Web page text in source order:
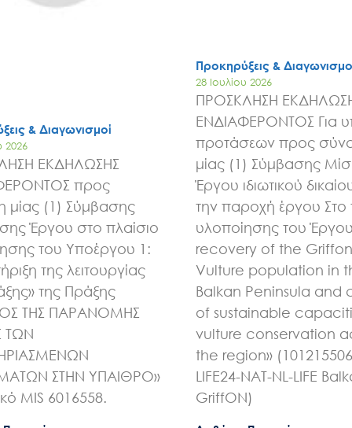
& Διαγωνισμοί
2026
ΕΚΔΗΛΩΣΗΣ
προς
μίας (1) Σύμβασης
Έργου στο πλαίσιο
του Υποέργου 1:
της λειτουργίας
της Πράξης
ΤΗΣ ΠΑΡΑΝΟΜΗΣ
ΤΩΝ
ΣΤΗΝ ΥΠΑΙΘΡΟ»
MIS 6016558.
Προκηρύξεις &
28 Ιουλίου 2026
ΠΡΟΣΚΛΗΣΗ
ΕΝΔΙΑΦΕΡΟΝΤΟΣ Για
προτάσεων προς
μίας (1) Σύμβασης
Έργου ιδιωτικού
την παροχή έργου Στο
υλοποίησης του
recovery of the Griffon
Vulture population in
Balkan Peninsula and
of sustainable
vulture conservation
the region»
LIFE24-NAT-NL-LIFE
GriffON)